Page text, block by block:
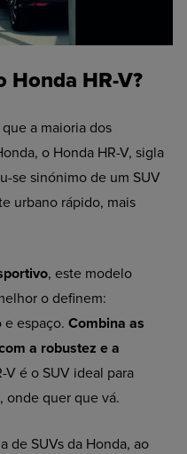
Honda HR-V?
a maioria dos
o Honda HR-V, sigla
se sinónimo de um SUV
urbano rápido, mais
, este modelo
o definem:
espaço. Combina as
a robustez e a
V é o SUV ideal para
onde quer que vá.
de SUVs da Honda, ao